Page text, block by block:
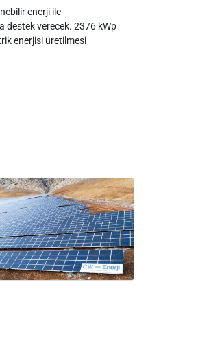
enerji ile
destek verecek. 2376 kWp
enerjisi üretilmesi